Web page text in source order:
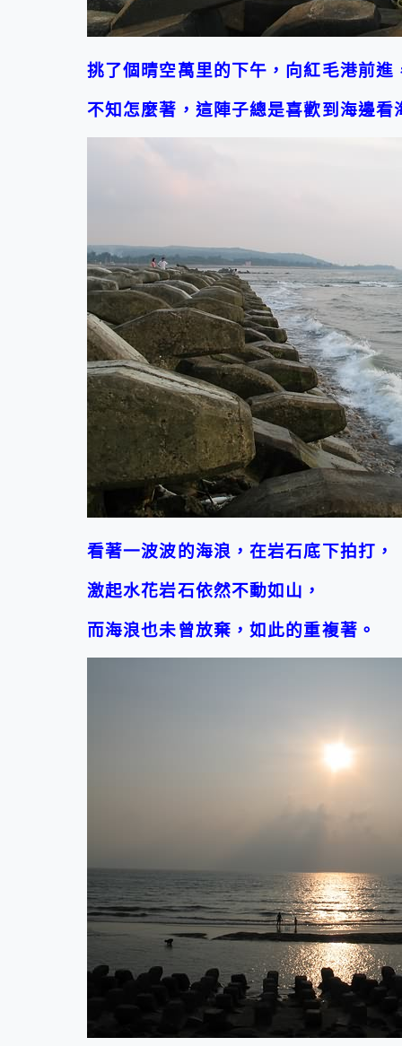
挑了個晴空萬里的下午，向紅毛港前進
不知怎麼著，這陣子總是喜歡到海邊看
看著一波波的海浪，在岩石底下拍打，
激起水花岩石依然不動如山，
而海浪也未曾放棄，如此的重複著。